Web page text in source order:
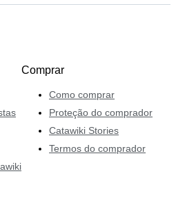
Comprar
Como comprar
Proteção do comprador
Catawiki Stories
Termos do comprador